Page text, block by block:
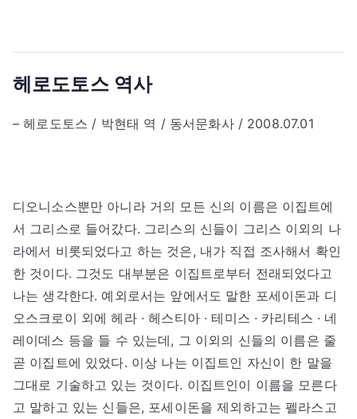
헤로도토스 역사
– 헤로도토스 / 박현태 역 / 동서문화사 / 2008.07.01
디오니소스뿐만 아니라 거의 모든 신의 이름은 이집트에
서 그리스로 들어갔다. 그리스의 신들이 그리스 이외의 나
라에서 비롯되었다고 하는 것은, 내가 직접 조사해서 확인
한 것이다. 그것도 대부분은 이집트로부터 전래되었다고
나는 생각한다. 예외로서는 앞에서도 말한 포세이돈과 디
오스크로이 외에 헤라 · 헤스티아 · 테미스 · 카리테스 · 네
레이데스 등을 들 수 있는데, 그 이외의 신들의 이름은 줄
곧 이집트에 있었다. 이상 나는 이집트인 자신이 한 말을
그대로 기술하고 있는 것이다. 이집트인이 이름을 모른다
고 말하고 있는 신들은, 포세이돈을 제외하고는 펠라스고